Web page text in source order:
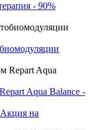
- 90%
Aqua Balance -
Акция на